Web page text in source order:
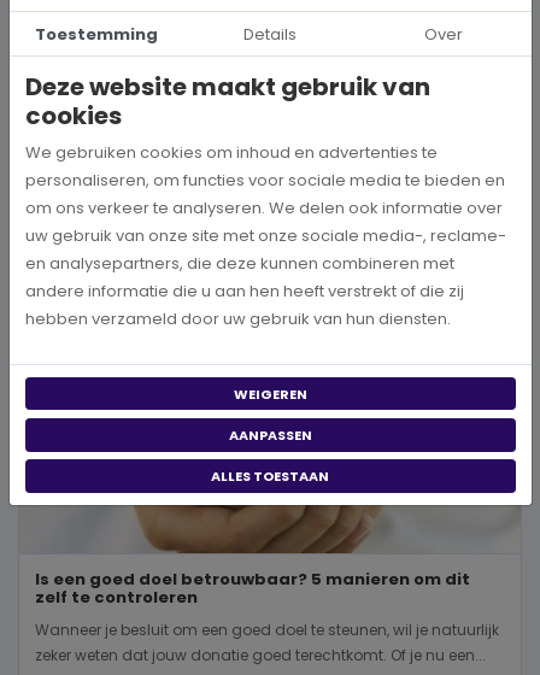
Hoe kies je een goed doel dat écht bij je past?
Wanneer je besluit om een steentje bij te dragen aan een betere
wereld, neem je een prachtig besluit. Jouw donatie kan het ve...
BEKIJK MEER
Is een goed doel betrouwbaar? 5 manieren om dit
zelf te controleren
Wanneer je besluit om een goed doel te steunen, wil je natuurlijk
zeker weten dat jouw donatie goed terechtkomt. Of je nu een...
Toestemming Details Over
Deze website maakt gebruik van
cookies
We gebruiken cookies om inhoud en advertenties te
personaliseren, om functies voor sociale media te bieden en
om ons verkeer te analyseren. We delen ook informatie over
uw gebruik van onze site met onze sociale media-, reclame-
en analysepartners, die deze kunnen combineren met
andere informatie die u aan hen heeft verstrekt of die zij
hebben verzameld door uw gebruik van hun diensten.
WEIGEREN
AANPASSEN
ALLES TOESTAAN